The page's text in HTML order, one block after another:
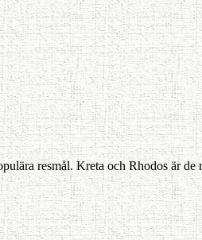
resmål. Kreta och Rhodos är de